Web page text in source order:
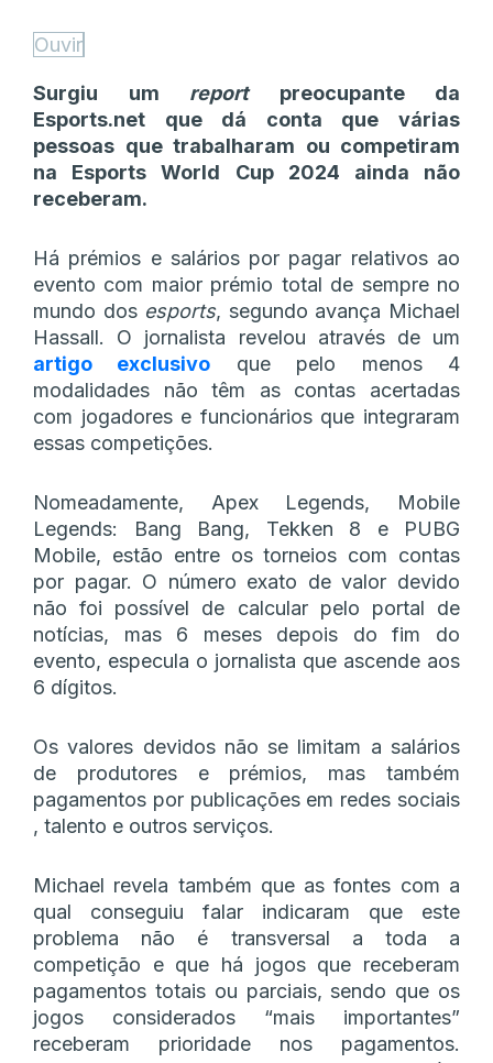
Ouvir
Surgiu um reportpreocupante da
Esports.net que dá conta que várias
pessoas que trabalharam ou competiram
na Esports World Cup 2024 ainda não
receberam.
Há prémios e salários por pagar relativos ao
evento com maior prémio total de sempre no
mundo dos esports, segundo avança Michael
Hassall. O jornalista revelou através de um
artigo exclusivo que pelo menos 4
modalidades não têm as contas acertadas
com jogadores e funcionários que integraram
essas competições.
Nomeadamente, Apex Legends, Mobile
Legends: Bang Bang, Tekken 8 e PUBG
Mobile, estão entre os torneios com contas
por pagar. O número exato de valor devido
não foi possível de calcular pelo portal de
notícias, mas 6 meses depois do fim do
evento, especula o jornalista que ascende aos
6 dígitos.
Os valores devidos não se limitam a salários
de produtores e prémios, mas também
pagamentos por publicações em redes sociais
, talento e outros serviços.
Michael revela também que as fontes com a
qual conseguiu falar indicaram que este
problema não é transversal a toda a
competição e que há jogos que receberam
pagamentos totais ou parciais, sendo que os
jogos considerados “mais importantes”
receberam prioridade nos pagamentos.